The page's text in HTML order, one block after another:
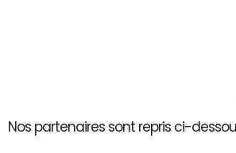
Nos partenaires sont repris ci-